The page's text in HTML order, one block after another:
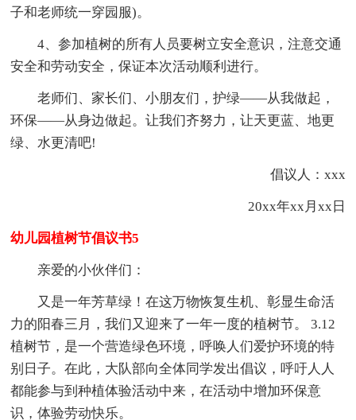
子和老师统一穿园服)。
4、参加植树的所有人员要树立安全意识，注意交通
安全和劳动安全，保证本次活动顺利进行。
老师们、家长们、小朋友们，护绿——从我做起，
环保——从身边做起。让我们齐努力，让天更蓝、地更
绿、水更清吧!
倡议人：xxx
20xx年xx月xx日
幼儿园植树节倡议书5
亲爱的小伙伴们：
又是一年芳草绿！在这万物恢复生机、彰显生命活
力的阳春三月，我们又迎来了一年一度的植树节。 3.12
植树节，是一个营造绿色环境，呼唤人们爱护环境的特
别日子。在此，大队部向全体同学发出倡议，呼吁人人
都能参与到种植体验活动中来，在活动中增加环保意
识，体验劳动快乐。